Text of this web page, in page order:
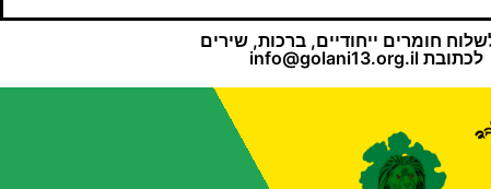
חומרים ייחודיים, ברכות, שירים
לכתובת info@golani13.org.il